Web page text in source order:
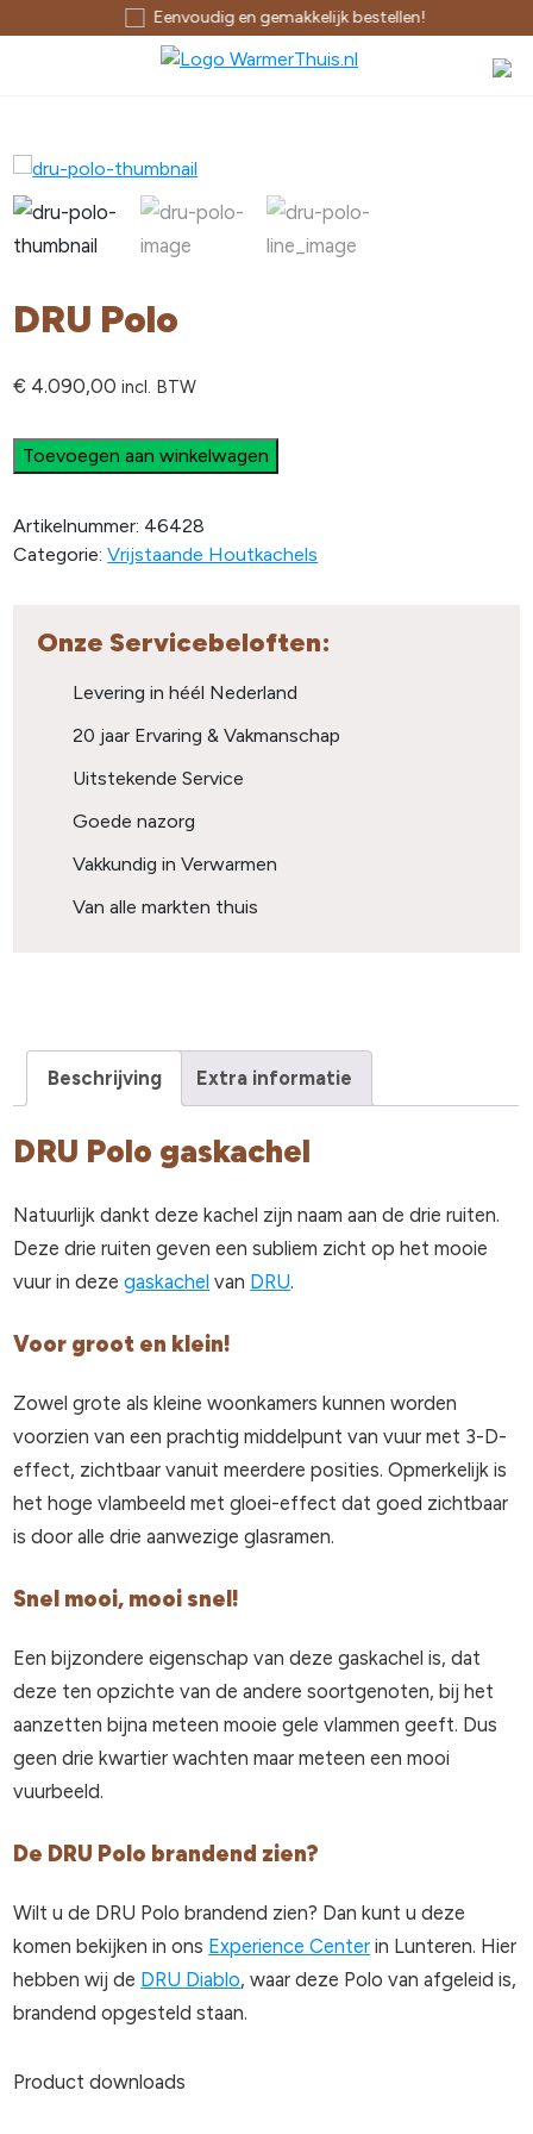
Eenvoudig en gemakkelijk bestellen!
DRU Polo
€ 4.090,00 incl. BTW
Toevoegen aan winkelwagen
Artikelnummer: 46428
Categorie:Vrijstaande Houtkachels
Onze Servicebeloften:
Levering in héél Nederland
20 jaar Ervaring & Vakmanschap
Uitstekende Service
Goede nazorg
Vakkundig in Verwarmen
Van alle markten thuis
Beschrijving Extra informatie
DRU Polo gaskachel
Natuurlijk dankt deze kachel zijn naam aan de drie ruiten.
Deze drie ruiten geven een subliem zicht op het mooie
vuur in dezegaskachel van DRU.
Voor groot en klein!
Zowel grote als kleine woonkamers kunnen worden
voorzien van een prachtig middelpunt van vuur met 3-D-
effect, zichtbaar vanuit meerdere posities. Opmerkelijk is
het hoge vlambeeld met gloei-effect dat goed zichtbaar
is door alle drie aanwezige glasramen.
Snel mooi, mooi snel!
Een bijzondere eigenschap van deze gaskachel is, dat
deze ten opzichte van de andere soortgenoten, bij het
aanzetten bijna meteen mooie gele vlammen geeft. Dus
geen drie kwartier wachten maar meteen een mooi
vuurbeeld.
De DRU Polo brandend zien?
Wilt u de DRU Polo brandend zien? Dan kunt u deze
komen bekijken in ons Experience Center in Lunteren. Hier
hebben wij de DRU Diablo, waar deze Polo van afgeleid is,
brandend opgesteld staan.
Product downloads